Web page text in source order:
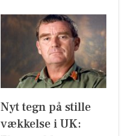
Nyt tegn på stille
vækkelse i UK: